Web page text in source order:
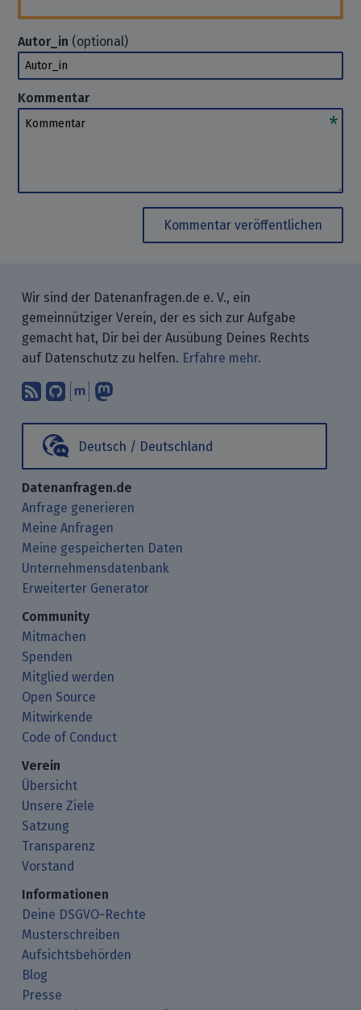
Autor_in (optional)
Autor_in
Kommentar
Kommentar
Kommentar veröffentlichen
Wir sind der Datenanfragen.de e. V., ein
gemeinnütziger Verein, der es sich zur Aufgabe
gemacht hat, Dir bei der Ausübung Deines Rechts
auf Datenschutz zu helfen. Erfahre mehr.
Abonniere unsere Blogbeiträge mit
Finde uns bei GitHub.
Unterhalte Dich mit uns über
Deutsch / Deutschland
Datenanfragen.de
Anfrage generieren
Meine Anfragen
Meine gespeicherten Daten
Unternehmensdatenbank
Erweiterter Generator
Community
Mitmachen
Spenden
Mitglied werden
Open Source
Mitwirkende
Code of Conduct
Verein
Übersicht
Unsere Ziele
Satzung
Transparenz
Vorstand
Informationen
Deine DSGVO-Rechte
Musterschreiben
Aufsichtsbehörden
Blog
Presse